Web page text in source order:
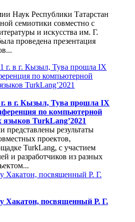
Наук Республики Татарстан
семиотики совместно с
и искусства им. Г.
проведена презентация
г. в г. Кызыл, Тува прошла IX
по компьютерной
языков TurkLang’2021
результаты
проектов,
TurkLang, с участием
и разработчиков из разных
Хакатон, посвященный Р. Г.